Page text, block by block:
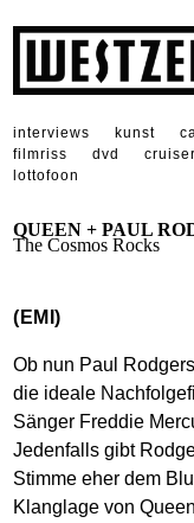
interviews kunst
filmriss
dvd cruiser
lottofoon
QUEEN + PAUL
The Cosmos Rocks
(EMI)
Ob nun Paul
die ideale
Sänger Freddie
Jedenfalls gibt
Stimme eher dem
Klanglage von